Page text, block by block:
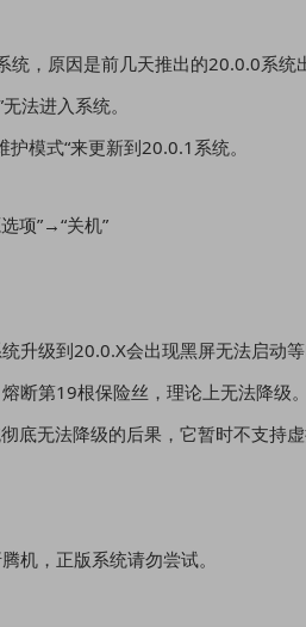
，原因是前几天推出的20.0.0系统
法进入系统。
模式“来更新到20.0.1系统。
项”→“关机”
升级到20.0.X会出现黑屏无法启动等
断第19根保险丝，理论上无法降级。
无法降级的后果，它暂时不支持虚
机，正版系统请勿尝试。